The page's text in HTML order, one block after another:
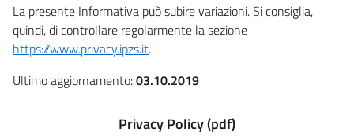
La presente Informativa può subire variazioni. Si consiglia,
quindi, di controllare regolarmente la sezione
https://www.privacy.ipzs.it.
Ultimo aggiornamento:03.10.2019
Privacy Policy (pdf)